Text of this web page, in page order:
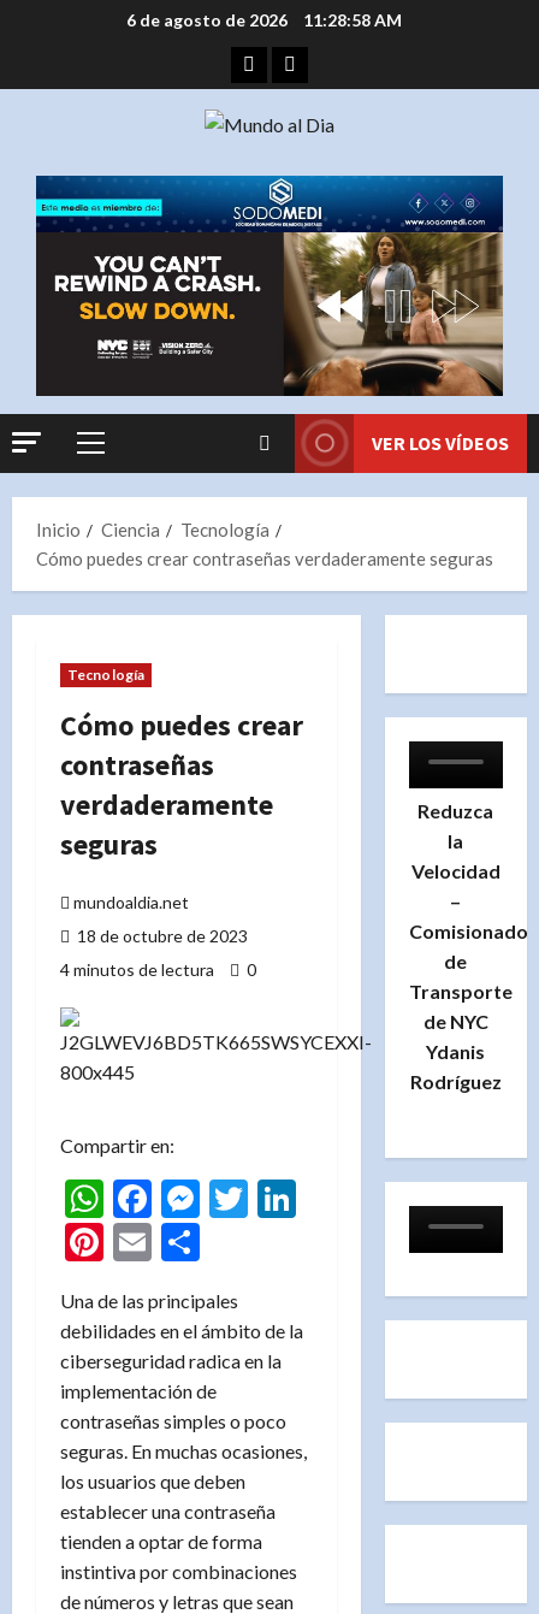
6 de agosto de 2026 11:28:59 AM
FacebookInstagram
Menú
VER LOS VÍDEOS
Inicio Ciencia
Tecnología
Cómo puedes crear contraseñas verdaderamente seguras
Tecnología
Cómo puedes crear
contraseñas
verdaderamente
seguras
mundoaldia.net
18 de octubre de 2023
4 minutos de lectura
0
Compartir en:
WhatsApp
Facebook
Messenger
TwitterLinkedIn
Pinterest
Email
Una de las principales
debilidades en el ámbito de la
ciberseguridad radica en la
implementación de
contraseñas simples o poco
seguras. En muchas ocasiones,
los usuarios que deben
establecer una contraseña
tienden a optar de forma
instintiva por combinaciones
de números y letras que sean
Reduzca
la
Velocidad
–
Comisionado
de
Transporte
de NYC
Ydanis
Rodríguez